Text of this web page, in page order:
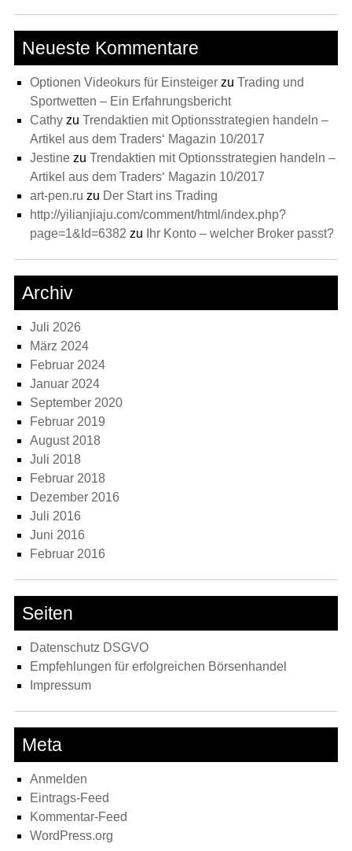
Neueste Kommentare
Optionen Videokurs für Einsteigerzu Trading und
Sportwetten – Ein Erfahrungsbericht
Cathyzu Trendaktien mit Optionsstrategien handeln –
Artikel aus dem Traders‘ Magazin 10/2017
Jestinezu Trendaktien mit Optionsstrategien handeln –
Artikel aus dem Traders‘ Magazin 10/2017
art-pen.ru zu Der Start ins Trading
http://yilianjiaju.com/comment/html/index.php?
page=1&Id=6382 zu Ihr Konto – welcher Broker passt?
Archiv
Juli 2026
März 2024
Februar 2024
Januar 2024
September 2020
Februar 2019
August 2018
Juli 2018
Februar 2018
Dezember 2016
Juli 2016
Juni 2016
Februar 2016
Seiten
Datenschutz DSGVO
Empfehlungen für erfolgreichen Börsenhandel
Impressum
Meta
Anmelden
Eintrags-Feed
Kommentar-Feed
WordPress.org